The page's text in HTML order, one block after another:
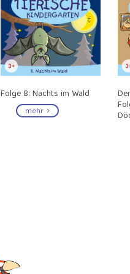
Folge 8: Nachts im Wald
mehr